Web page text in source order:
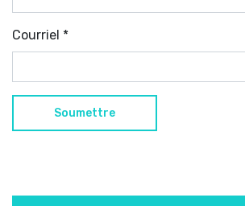
Courriel *